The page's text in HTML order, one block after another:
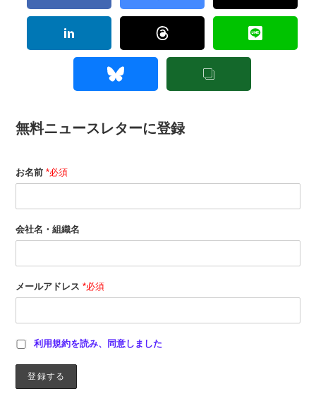
無料ニュースレターに登録
お名前*必須
会社名・組織名
メールアドレス*必須
利用規約を読み、同意しました